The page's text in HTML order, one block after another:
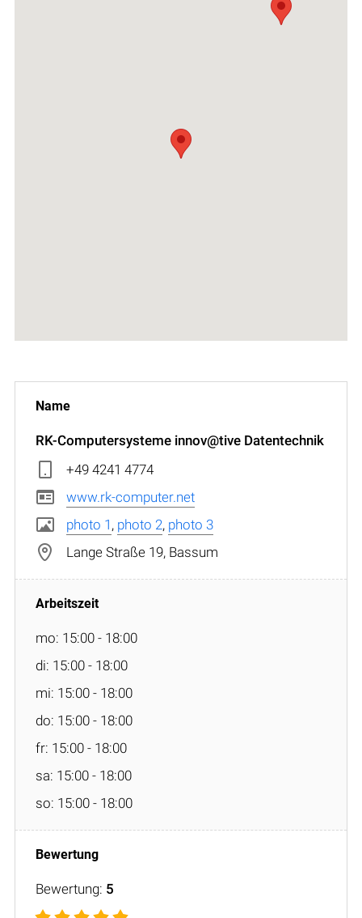
RK-Computersysteme innov@tive Datentechnik
+49 4241 4774
www.rk-computer.net
photo 1 , photo 2, photo 3
Lange Straße 19, Bassum
mo: 15:00 - 18:00
di: 15:00 - 18:00
mi: 15:00 - 18:00
do: 15:00 - 18:00
fr: 15:00 - 18:00
sa: 15:00 - 18:00
so: 15:00 - 18:00
Bewertung: 5